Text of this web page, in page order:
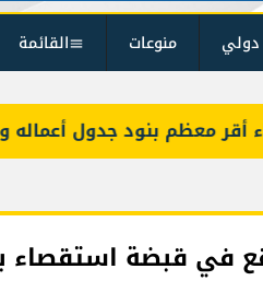
منوعات القائمة
بنود جدول أعماله
في قبضة استقصاء